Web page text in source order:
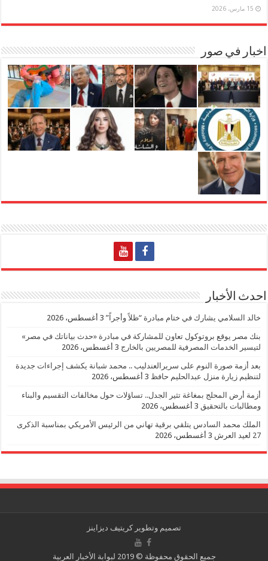
15 مارس، 2026
اخبار في صور
احدث الأخبار
خالد السلامي يشارك في ختام مبادرة “ظلاً وأجراً” 3 أغسطس، 2026
بنك مصر يوقع بروتوكول تعاون للمشاركة في مبادرة «حدث بياناتك في مصر»
لتيسير الخدمات المصرفية للمصريين بالخارج 3 أغسطس، 2026
بعد أزمة صورة النوم على سريرالعندليب .. محمد شبانة يكشف إجراءات جديدة
لتنظيم زيارة منزل عبدالحليم حافظ 3 أغسطس، 2026
أزمة أرض المحلج بمغاغة تثير الجدل.. تساؤلات حول مخالفات التقسيم والبناء
ومطالبات بالتحقيق 3 أغسطس، 2026
الملك محمد السادس يتلقي برقية تهاني من الرئيس الأمريكي بمناسبة الذكرى
27 لعيد العرش
3 أغسطس، 2026
تصميم وتطويركريتيف ديزاينز
جميع الحقوق محفوظة © 2019 لبوابة الأخبار العربية